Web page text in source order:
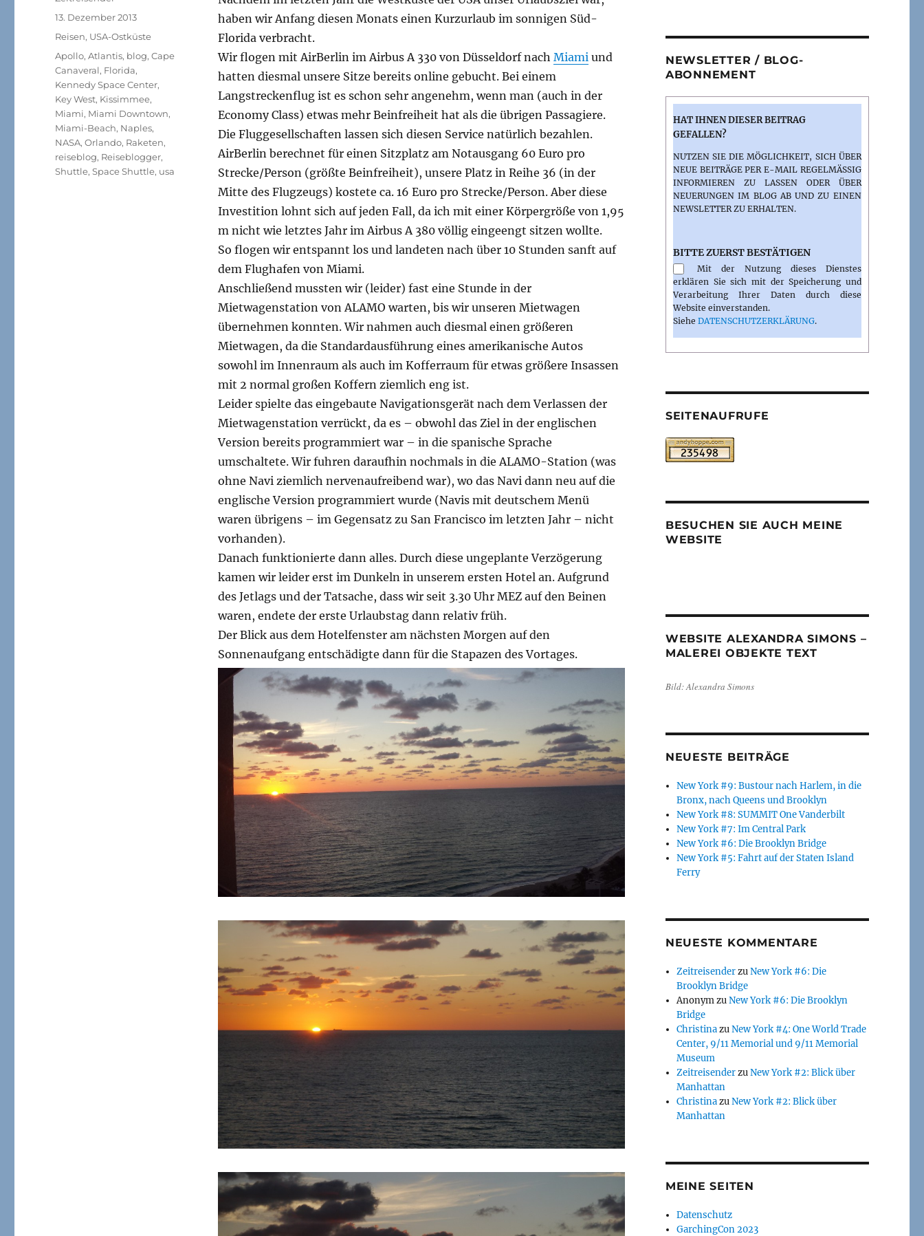
haben wir Anfang diesen Monats einen Kurzurlaub im sonnigen Süd-
Florida verbracht.
Wir flogen mit AirBerlin im Airbus A 330 von Düsseldorf nach Miami und
hatten diesmal unsere Sitze bereits online gebucht. Bei einem
Langstreckenflug ist es schon sehr angenehm, wenn man (auch in der
Economy Class) etwas mehr Beinfreiheit hat als die übrigen Passagiere.
Die Fluggesellschaften lassen sich diesen Service natürlich bezahlen.
AirBerlin berechnet für einen Sitzplatz am Notausgang 60 Euro pro
Strecke/Person (größte Beinfreiheit), unsere Platz in Reihe 36 (in der
Mitte des Flugzeugs) kostete ca. 16 Euro pro Strecke/Person. Aber diese
Investition lohnt sich auf jeden Fall, da ich mit einer Körpergröße von 1,95
m nicht wie letztes Jahr im Airbus A 380 völlig eingeengt sitzen wollte.
So flogen wir entspannt los und landeten nach über 10 Stunden sanft auf
dem Flughafen von Miami.
Anschließend mussten wir (leider) fast eine Stunde in der
Mietwagenstation von ALAMO warten, bis wir unseren Mietwagen
übernehmen konnten. Wir nahmen auch diesmal einen größeren
Mietwagen, da die Standardausführung eines amerikanische Autos
sowohl im Innenraum als auch im Kofferraum für etwas größere Insassen
mit 2 normal großen Koffern ziemlich eng ist.
Leider spielte das eingebaute Navigationsgerät nach dem Verlassen der
Mietwagenstation verrückt, da es – obwohl das Ziel in der englischen
Version bereits programmiert war – in die spanische Sprache
umschaltete. Wir fuhren daraufhin nochmals in die ALAMO-Station (was
ohne Navi ziemlich nervenaufreibend war), wo das Navi dann neu auf die
englische Version programmiert wurde (Navis mit deutschem Menü
waren übrigens – im Gegensatz zu San Francisco im letzten Jahr – nicht
vorhanden).
Danach funktionierte dann alles. Durch diese ungeplante Verzögerung
kamen wir leider erst im Dunkeln in unserem ersten Hotel an. Aufgrund
des Jetlags und der Tatsache, dass wir seit 3.30 Uhr MEZ auf den Beinen
waren, endete der erste Urlaubstag dann relativ früh.
Der Blick aus dem Hotelfenster am nächsten Morgen auf den
Sonnenaufgang entschädigte dann für die Stapazen des Vortages.
Veröffentlicht
am
13. Dezember 2013
Kategorien
Reisen, USA-Ostküste
Schlagwörter
Apollo,Atlantis, blog,Cape
Canaveral, Florida,
Kennedy Space Center,
Key West, Kissimmee,
Miami, Miami Downtown,
Miami-Beach, Naples,
NASA,Orlando, Raketen,
reiseblog, Reiseblogger,
Shuttle,Space Shuttle, usa
NEWSLETTER / BLOG-
ABONNEMENT
HAT IHNEN DIESER BEITRAG
GEFALLEN?
NUTZEN SIE DIE MÖGLICHKEIT, SICH ÜBER
NEUE BEITRÄGE PER E-MAIL REGELMÄSSIG I
NFORMIEREN ZU LASSEN ODER ÜBER N
EUERUNGEN IM BLOG AB UND ZU EINEN N
EWSLETTER ZU ERHALTEN.
BITTE ZUERST BESTÄTIGEN
Mit der Nutzung dieses Dienstes
erklären Sie sich mit der Speicherung und
Verarbeitung Ihrer Daten durch diese
Website einverstanden.
Siehe DATENSCHUTZERKLÄRUNG.
SEITENAUFRUFE
BESUCHEN SIE AUCH MEINE
WEBSITE
WEBSITE ALEXANDRA SIMONS –
MALEREI OBJEKTE TEXT
Bild: Alexandra Simons
NEUESTE BEITRÄGE
New York #9: Bustour nach Harlem, in die
Bronx, nach Queens und Brooklyn
New York #8: SUMMIT One Vanderbilt
New York #7: Im Central Park
New York #6: Die Brooklyn Bridge
New York #5: Fahrt auf der Staten Island
Ferry
NEUESTE KOMMENTARE
ZeitreisenderzuNew York #6: Die
Brooklyn Bridge
AnonymzuNew York #6: Die Brooklyn
Bridge
ChristinazuNew York #4: One World Trade
Center, 9/11 Memorial und 9/11 Memorial
Museum
ZeitreisenderzuNew York #2: Blick über
Manhattan
ChristinazuNew York #2: Blick über
Manhattan
MEINE SEITEN
Datenschutz
GarchingCon 2023